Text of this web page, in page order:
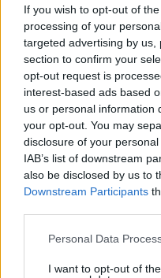
If you wish to opt-out of
processing of your
targeted advertising by
section to confirm your
opt-out request is
interest-based ads based
us or personal information
your opt-out. You may
disclosure of your
IAB’s list of downstream
also be disclosed by us to
Downstream Participants
Please note that this
not limited to your visit or
Personal Data
I want to opt-out of
Σκέρτσος:
έχουν καταθέσεις
δείχνουν τα στοιχεία
09.08.2026, 14:39